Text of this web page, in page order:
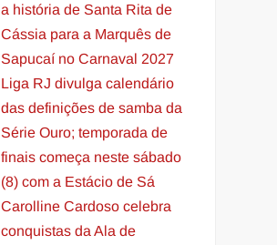
a história de Santa Rita de
Cássia para a Marquês de
Sapucaí no Carnaval 2027
Liga RJ divulga calendário
das definições de samba da
Série Ouro; temporada de
finais começa neste sábado
(8) com a Estácio de Sá
Carolline Cardoso celebra
conquistas da Ala de